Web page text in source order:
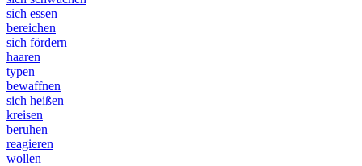
sich essen
bereichen
sich fördern
haaren
typen
bewaffnen
sich heißen
kreisen
beruhen
reagieren
wollen